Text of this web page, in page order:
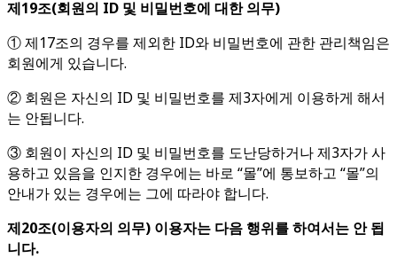
제19조(회원의 ID 및 비밀번호에 대한 의무)
① 제17조의 경우를 제외한 ID와 비밀번호에 관한 관리책임은
회원에게 있습니다.
② 회원은 자신의 ID 및 비밀번호를 제3자에게 이용하게 해서
는 안됩니다.
③ 회원이 자신의 ID 및 비밀번호를 도난당하거나 제3자가 사
용하고 있음을 인지한 경우에는 바로 “몰”에 통보하고 “몰”의
안내가 있는 경우에는 그에 따라야 합니다.
제20조(이용자의 의무) 이용자는 다음 행위를 하여서는 안 됩
니다.